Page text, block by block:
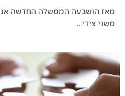
מאז הושבעה הממשלה החדשה
משני צידי…